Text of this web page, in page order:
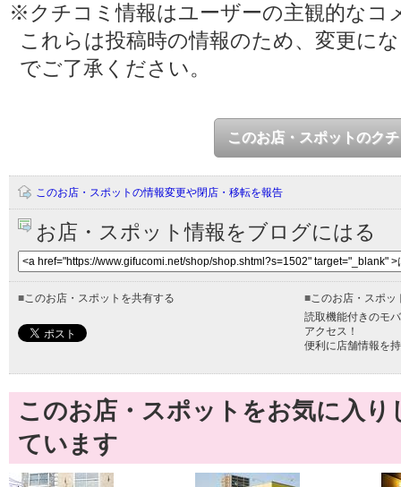
※クチコミ情報はユーザーの主観的なコ
これらは投稿時の情報のため、変更に
でご了承ください。
このお店・スポットのク
このお店・スポットの情報変更や閉店・移転を報告
お店・スポット情報をブログにはる
■このお店・スポットを共有する ■このお店・スポッ
読取機能付きのモ
アクセス！
便利に店舗情報を
このお店・スポットをお気に入
ています